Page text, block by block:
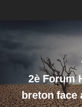
2è Forum
breton face